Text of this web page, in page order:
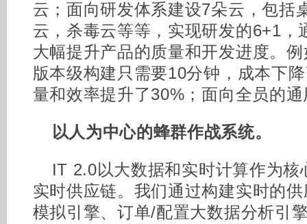
云；面向研发体系建设7朵云，包括
云，杀毒云等等，实现研发的6+1，
大幅提升产品的质量和开发进度。
版本级构建只需要10分钟，成本下
量和效率提升了30%；面向全员的
以人为中心的蜂群作战系统。
IT 2.0以大数据和实时计算作为核
实时供应链。我们通过构建实时的
模拟引擎、订单/配置大数据分析引